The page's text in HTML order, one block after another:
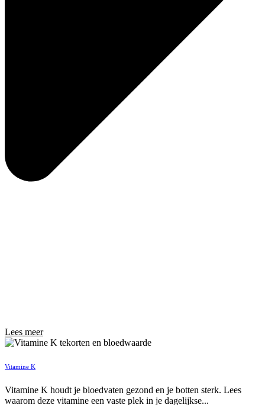
Lees meer
Vitamine K
Vitamine K houdt je bloedvaten gezond en je botten sterk. Lees
waarom deze vitamine een vaste plek in je dagelijkse...